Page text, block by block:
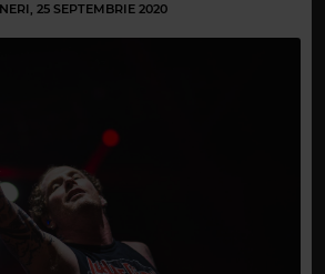
25 SEPTEMBRIE 2020